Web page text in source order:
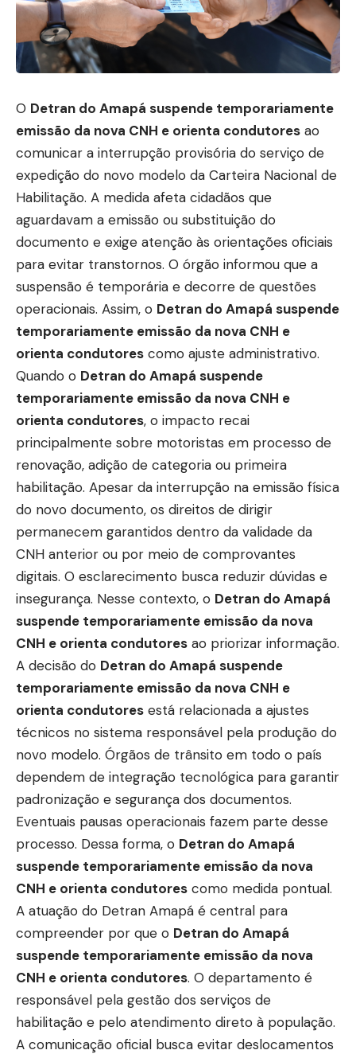
O Detran do Amapá suspende temporariamente
emissão da nova CNH e orienta condutores ao
comunicar a interrupção provisória do serviço de
expedição do novo modelo da Carteira Nacional de
Habilitação. A medida afeta cidadãos que
aguardavam a emissão ou substituição do
documento e exige atenção às orientações oficiais
para evitar transtornos. O órgão informou que a
suspensão é temporária e decorre de questões
operacionais. Assim, o Detran do Amapá suspende
temporariamente emissão da nova CNH e
orienta condutores como ajuste administrativo.
Quando o Detran do Amapá suspende
temporariamente emissão da nova CNH e
orienta condutores, o impacto recai
principalmente sobre motoristas em processo de
renovação, adição de categoria ou primeira
habilitação. Apesar da interrupção na emissão física
do novo documento, os direitos de dirigir
permanecem garantidos dentro da validade da
CNH anterior ou por meio de comprovantes
digitais. O esclarecimento busca reduzir dúvidas e
insegurança. Nesse contexto, o Detran do Amapá
suspende temporariamente emissão da nova
CNH e orienta condutores ao priorizar informação.
A decisão do Detran do Amapá suspende
temporariamente emissão da nova CNH e
orienta condutores está relacionada a ajustes
técnicos no sistema responsável pela produção do
novo modelo. Órgãos de trânsito em todo o país
dependem de integração tecnológica para garantir
padronização e segurança dos documentos.
Eventuais pausas operacionais fazem parte desse
processo. Dessa forma, o Detran do Amapá
suspende temporariamente emissão da nova
CNH e orienta condutores como medida pontual.
A atuação do Detran Amapá é central para
compreender por que o Detran do Amapá
suspende temporariamente emissão da nova
CNH e orienta condutores. O departamento é
responsável pela gestão dos serviços de
habilitação e pelo atendimento direto à população.
A comunicação oficial busca evitar deslocamentos